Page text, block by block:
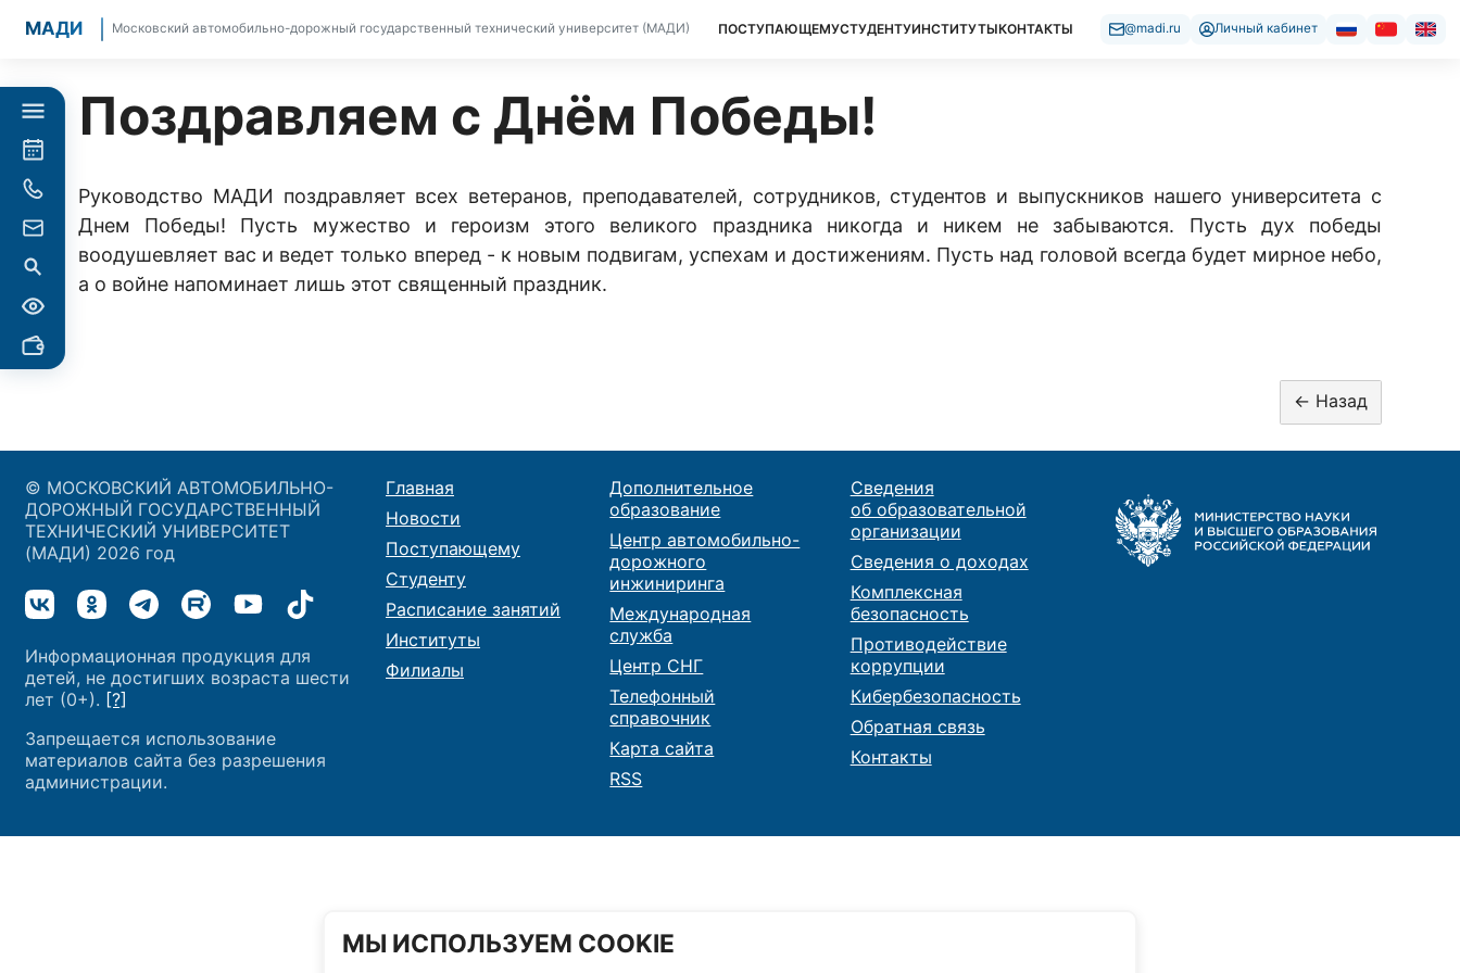
МАДИ Московский автомобильно-дорожный государственный технический университет (МАДИ) ПОСТУПАЮЩЕМУСТУДЕНТУИНСТИТУТЫКОНТАКТЫ @madi.ru Личный кабинет
Поздравляем с Днём Победы!
Руководство МАДИ поздравляет всех ветеранов, преподавателей, сотрудников, студентов и выпускников нашего университета с
Днем Победы! Пусть мужество и героизм этого великого праздника никогда и никем не забываются. Пусть дух победы
воодушевляет вас и ведет только вперед - к новым подвигам, успехам и достижениям. Пусть над головой всегда будет мирное небо,
а о войне напоминает лишь этот священный праздник.
МЫ ИСПОЛЬЗУЕМ COOKIE
© МОСКОВСКИЙ АВТОМОБИЛЬНО-
ДОРОЖНЫЙ ГОСУДАРСТВЕННЫЙ
ТЕХНИЧЕСКИЙ УНИВЕРСИТЕТ
(МАДИ) 2026 год
Информационная продукция для
детей, не достигших возраста шести
лет (0+). [?]
Запрещается использование
материалов сайта без разрешения
администрации.
Главная
Новости
Поступающему
Студенту
Расписание занятий
Институты
Филиалы
Дополнительное
образование
Центр автомобильно-
дорожного
инжиниринга
Международная
служба
Центр СНГ
Телефонный
справочник
Карта сайта
RSS
Сведения
об образовательной
организации
Сведения о доходах
Комплексная
безопасность
Противодействие
коррупции
Кибербезопасность
Обратная связь
Контакты